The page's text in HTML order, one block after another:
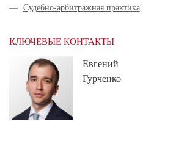
— Судебно-арбитражная практика
КЛЮЧЕВЫЕ КОНТАКТЫ
Евгений
Гурченко